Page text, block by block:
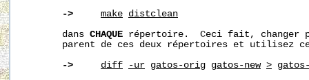
->
make distclean
       dans
CHAQUE répertoire.  Ceci fait, changer
parent de ces deux répertoires et utilisez
->
diff -ur gatos-orig gatos-new >